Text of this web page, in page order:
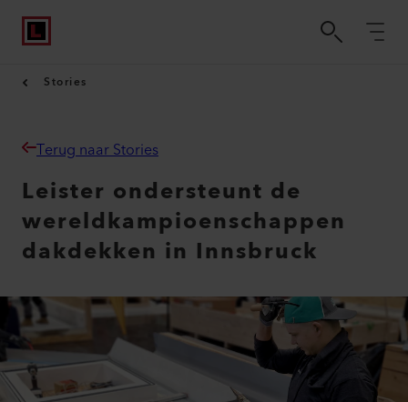
Stories
Terug naar Stories
Leister ondersteunt de
wereldkampioenschappen
dakdekken in Innsbruck